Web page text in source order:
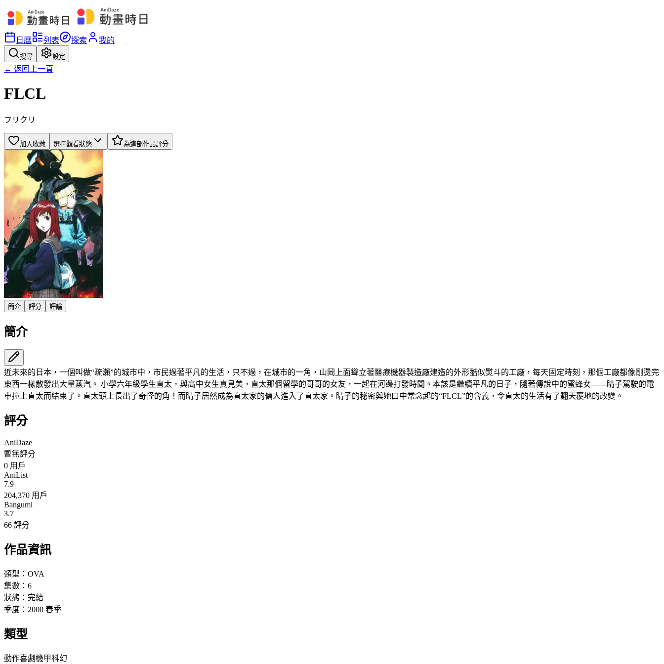
日曆 列表 探索 我的
搜尋 設定
← 返回上一頁
FLCL
フリクリ
加入收藏 選擇觀看狀態 為這部作品評分
簡介 評分 評論
簡介
近未來的日本，一個叫做“疏瀨”的城市中，市民過著平凡的生活，只不過，在城市的一角，山岡上面聳立著醫療機器製造廠建造的外形酷似熨斗的工廠，每天固定時刻，那個工廠都像剛燙完
東西一樣散發出大量蒸汽。 小學六年級學生直太，與高中女生真見美，直太那個留學的哥哥的女友，一起在河邊打發時間。本該是繼續平凡的日子，隨著傳說中的蜜蜂女——睛子駕駛的電
車撞上直太而結束了。直太頭上長出了奇怪的角！而睛子居然成為直太家的傭人進入了直太家。睛子的秘密與她口中常念起的“FLCL”的含義，令直太的生活有了翻天覆地的改變。
評分
AniDaze
暫無評分
0 用戶
AniList
7.9
204,370 用戶
Bangumi
3.7
66 評分
作品資訊
類型： OVA
集數： 6
狀態： 完結
季度： 2000 春季
類型
動作喜劇 機甲科幻